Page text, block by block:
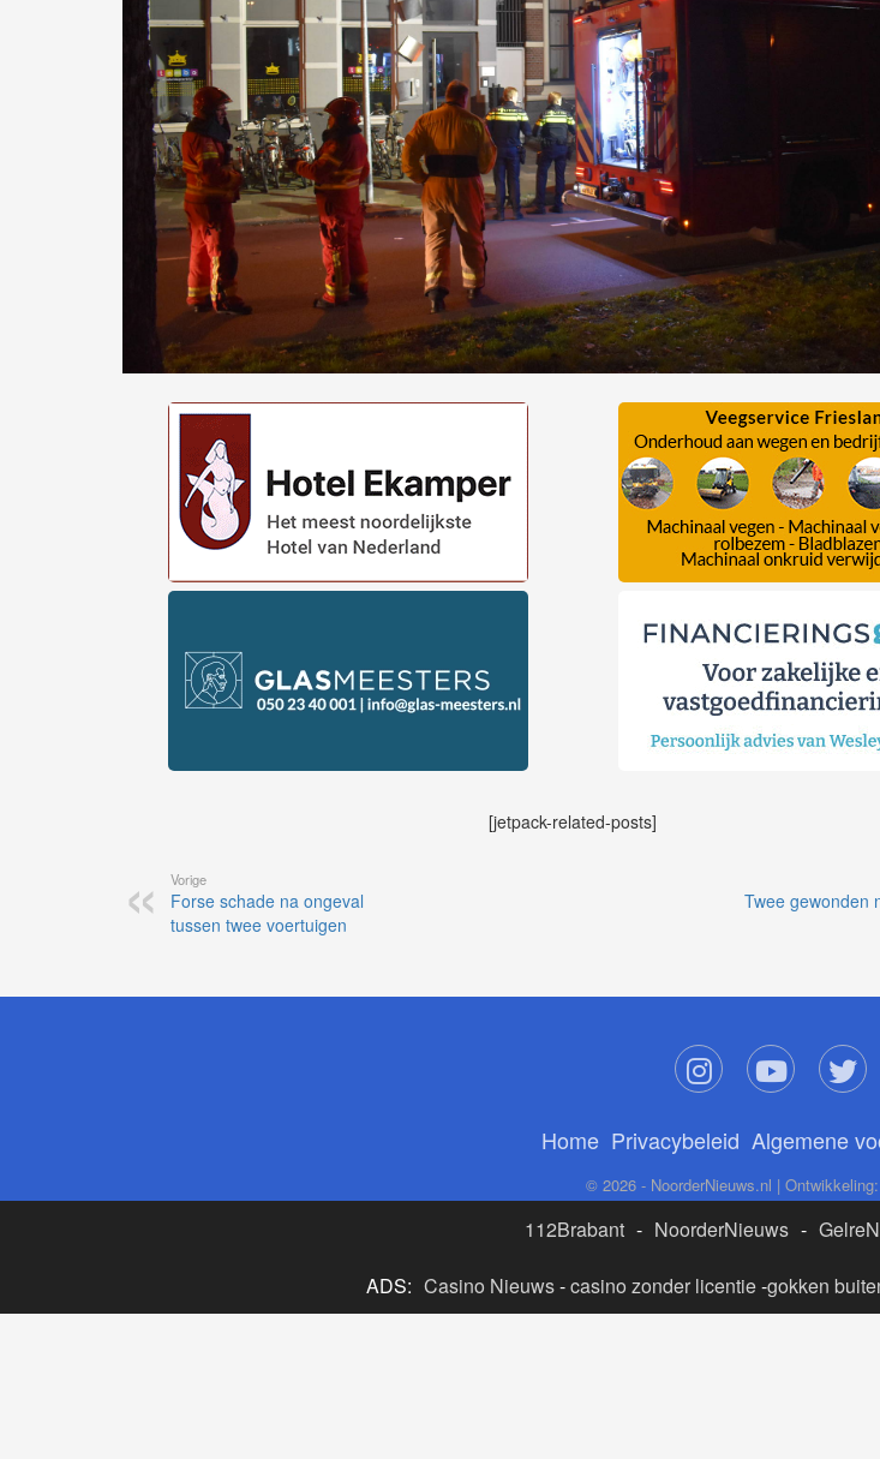
[jetpack-related-posts]
Vorige
Forse schade na ongeval
tussen twee voertuigen
Twee gewonden
Home Privacybeleid Algemene
© 2026 - NoorderNieuws.nl | Ontwikkeling:
112Brabant - NoorderNieuws -
ADS: Casino Nieuws-casino zonder licentie-gokken